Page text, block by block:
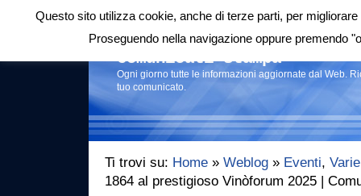
Login|RSS |
Comunicati stampa
Ogni giorno tutte le informazioni aggiornate dal Web.
tuo comunicato.
Ti trovi su: Home » Weblog » Eventi, Varie
1864 al prestigioso Vinòforum 2025 |
Questo sito utilizza cookie, anche di terze parti, per
Proseguendo nella navigazione oppure premendo